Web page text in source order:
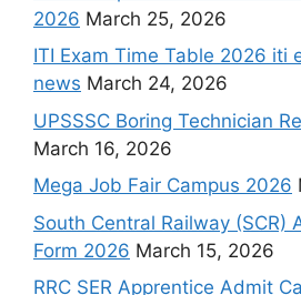
2026 March 25, 2026
ITI Exam Time Table 2026 iti
news March 24, 2026
UPSSSC Boring Technician
March 16, 2026
Mega Job Fair Campus 2026
South Central Railway (SCR)
Form 2026 March 15, 2026
RRC SER Apprentice Admit